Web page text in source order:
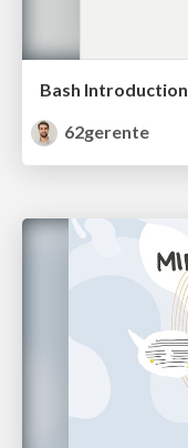
Bash Introduction
62gerente